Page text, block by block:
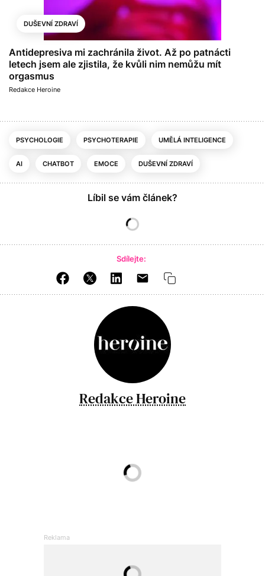
DUŠEVNÍ ZDRAVÍ
Antidepresiva mi zachránila život. Až po patnácti
letech jsem ale zjistila, že kvůli nim nemůžu mít
orgasmus
Redakce Heroine
PSYCHOLOGIE PSYCHOTERAPIE UMĚLÁ INTELIGENCE
AI CHATBOT EMOCE DUŠEVNÍ ZDRAVÍ
Líbil se vám článek?
Sdílejte:
Redakce Heroine